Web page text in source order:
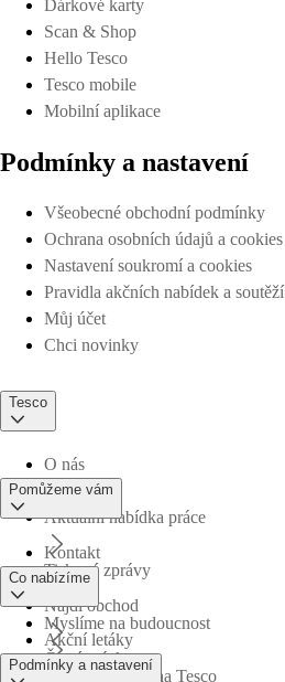
Dárkové karty
Scan & Shop
Hello Tesco
Tesco mobile
Mobilní aplikace
Podmínky a nastavení
Všeobecné obchodní podmínky
Ochrana osobních údajů a cookies
Nastavení soukromí a cookies
Pravidla akčních nabídek a soutěží
Můj účet
Chci novinky
Tesco
O nás
Aktuální nabídka práce
Tiskové zprávy
Myslíme na budoucnost
Obchodní skupina Tesco
Pomůžeme vám
Kontakt
Najdi obchod
Časté otázky
Co nabízíme
Akční letáky
Podmínky a nastavení